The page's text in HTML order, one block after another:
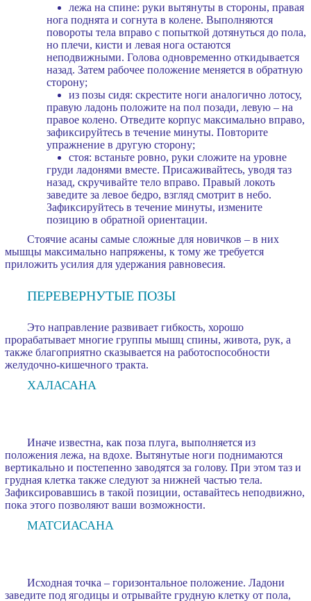
лежа на спине: руки вытянуты в стороны, правая
нога поднята и согнута в колене. Выполняются
повороты тела вправо с попыткой дотянуться до пола,
но плечи, кисти и левая нога остаются
неподвижными. Голова одновременно откидывается
назад. Затем рабочее положение меняется в обратную
сторону;
из позы сидя: скрестите ноги аналогично лотосу,
правую ладонь положите на пол позади, левую – на
правое колено. Отведите корпус максимально вправо,
зафиксируйтесь в течение минуты. Повторите
упражнение в другую сторону;
стоя: встаньте ровно, руки сложите на уровне
груди ладонями вместе. Присаживайтесь, уводя таз
назад, скручивайте тело вправо. Правый локоть
заведите за левое бедро, взгляд смотрит в небо.
Зафиксируйтесь в течение минуты, измените
позицию в обратной ориентации.
Стоячие асаны самые сложные для новичков – в них
мышцы максимально напряжены, к тому же требуется
приложить усилия для удержания равновесия.
ПЕРЕВЕРНУТЫЕ ПОЗЫ
Это направление развивает гибкость, хорошо
прорабатывает многие группы мышц спины, живота, рук, а
также благоприятно сказывается на работоспособности
желудочно-кишечного тракта.
ХАЛАСАНА
Иначе известна, как поза плуга, выполняется из
положения лежа, на вдохе. Вытянутые ноги поднимаются
вертикально и постепенно заводятся за голову. При этом таз и
грудная клетка также следуют за нижней частью тела.
Зафиксировавшись в такой позиции, оставайтесь неподвижно,
пока этого позволяют ваши возможности.
МАТСИАСАНА
Исходная точка – горизонтальное положение. Ладони
заведите под ягодицы и отрывайте грудную клетку от пола,